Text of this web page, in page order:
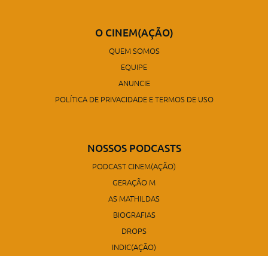
O CINEM(AÇÃO)
QUEM SOMOS
EQUIPE
ANUNCIE
POLÍTICA DE PRIVACIDADE E TERMOS DE USO
NOSSOS PODCASTS
PODCAST CINEM(AÇÃO)
GERAÇÃO M
AS MATHILDAS
BIOGRAFIAS
DROPS
INDIC(AÇÃO)